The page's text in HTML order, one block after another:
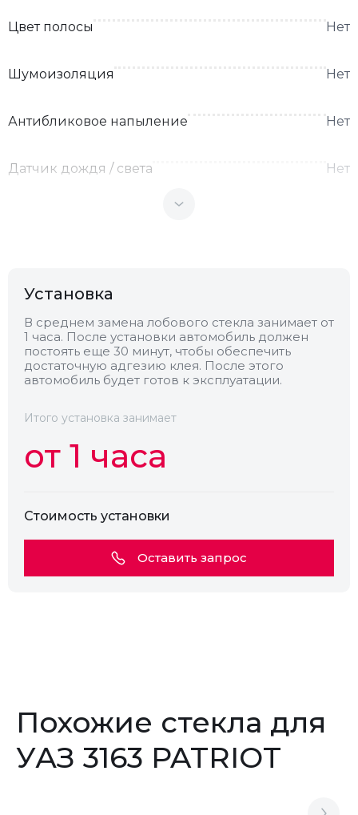
Цвет полосы Нет
Шумоизоляция Нет
Антибликовое напыление Нет
Датчик дождя / света Нет
Обогрев
Установка
В среднем замена лобового стекла занимает от
1 часа. После установки автомобиль должен
постоять еще 30 минут, чтобы обеспечить
достаточную адгезию клея. После этого
автомобиль будет готов к эксплуатации.
Итого установка занимает
от 1 часа
Стоимость установки
Оставить запрос
Похожие стекла для
УАЗ 3163 PATRIOT